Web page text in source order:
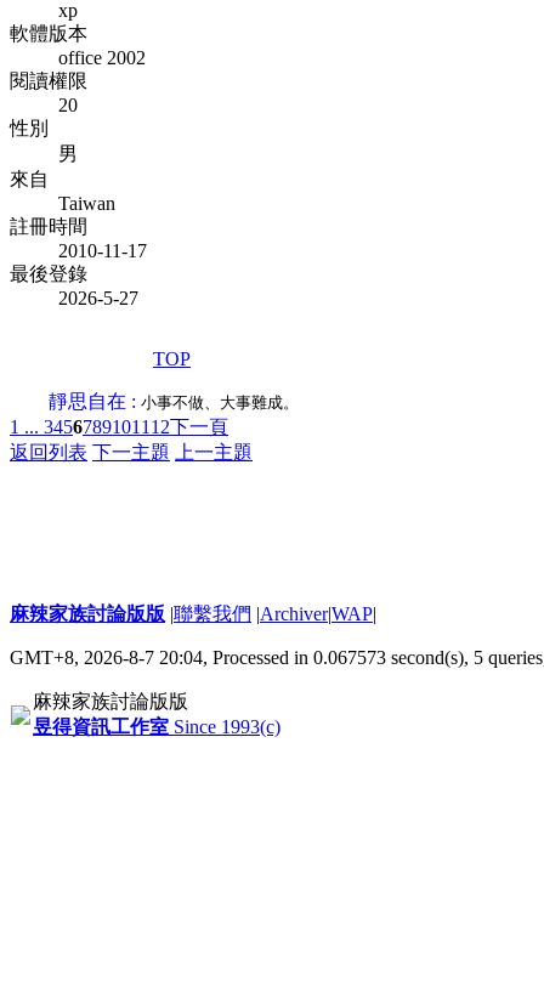
xp
軟體版本
office 2002
閱讀權限
20
性別
男
來自
Taiwan
註冊時間
2010-11-17
最後登錄
2026-5-27
TOP
靜思自在 : 小事不做、大事難成。
1 ... 34567891011 12下一頁
返回列表 下一主題 上一主題
麻辣家族討論版版 |聯繫我們 |Archiver|WAP|
GMT+8, 2026-8-7 20:04, Processed in 0.067573 second(s), 5
麻辣家族討論版版
昱得資訊工作室 Since 1993(c)